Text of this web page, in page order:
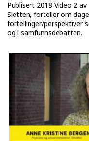
Publisert 2018 Video 2
Sletten, forteller om
fortellinger/perspektiver
og i samfunnsdebatten.